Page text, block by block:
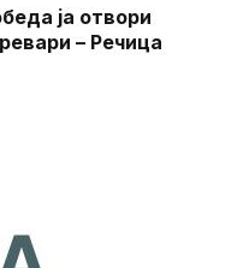
ја отвори
– Речица